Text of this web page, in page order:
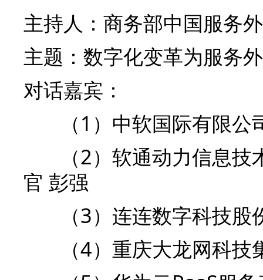
主持人：商务部中国服务
主题： 数字化变革为服务
对话嘉宾：
（1）中软国际有限公
（2）软通动力信息技
官 彭强
（3）连连数字科技股
（4）重庆大龙网科技